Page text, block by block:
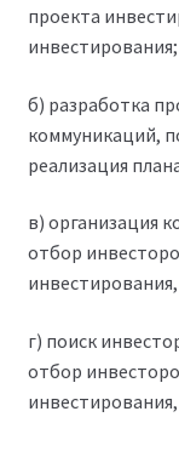
проекта
инвестирования;
б) разработка
коммуникаций,
реализация
в) организация
отбор
г) поиск
отбор